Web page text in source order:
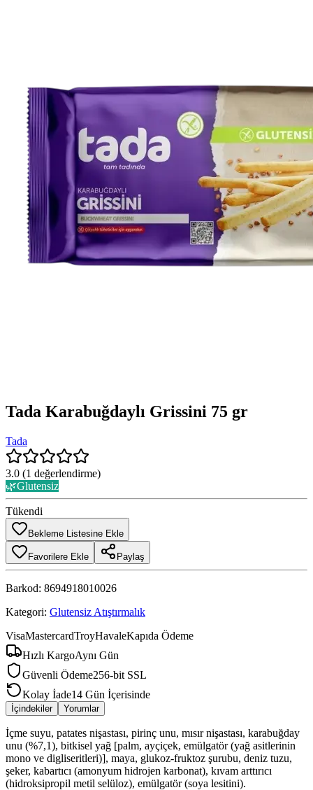
Tada Karabuğdaylı Grissini 75 gr
Tada
3.0 (1 değerlendirme)
🌿Glutensiz
Tükendi
Bekleme Listesine Ekle
Favorilere Ekle Paylaş
Barkod: 8694918010026
Kategori: Glutensiz Atıştırmalık
VisaMastercardTroyHavaleKapıda Ödeme
Hızlı KargoAynı Gün
Güvenli Ödeme256-bit SSL
Kolay İade14 Gün İçerisinde
İçindekiler Yorumlar
İçme suyu, patates nişastası, pirinç unu, mısır nişastası, karabuğday
unu (%7,1), bitkisel yağ [palm, ayçiçek, emülgatör (yağ asitlerinin
mono ve digliseritleri)], maya, glukoz-fruktoz şurubu, deniz tuzu,
şeker, kabartıcı (amonyum hidrojen karbonat), kıvam arttırıcı
(hidroksipropil metil selüloz), emülgatör (soya lesitini).